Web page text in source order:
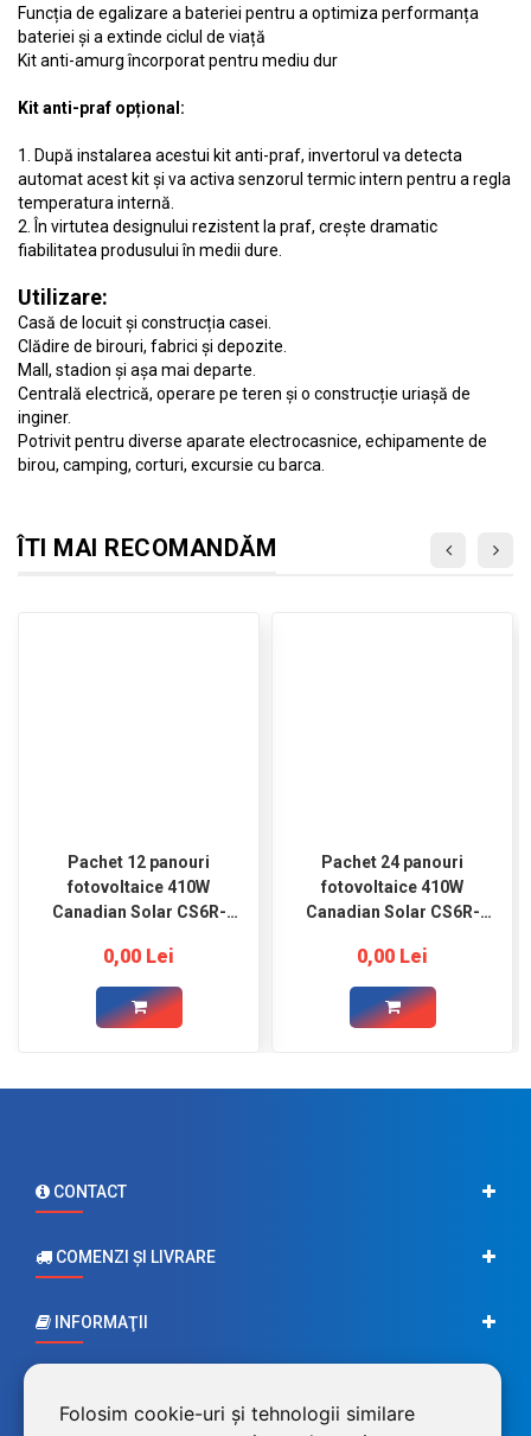
Folosim cookie-uri și tehnologii similare
Funcția de egalizare a bateriei pentru a optimiza performanța
bateriei și a extinde ciclul de viață
Kit anti-amurg încorporat pentru mediu dur
Kit anti-praf opțional:
1. După instalarea acestui kit anti-praf, invertorul va detecta
automat acest kit și va activa senzorul termic intern pentru a regla
temperatura internă.
2. În virtutea designului rezistent la praf, crește dramatic
fiabilitatea produsului în medii dure.
Utilizare:
Casă de locuit și construcția casei.
Clădire de birouri, fabrici și depozite.
Mall, stadion și așa mai departe.
Centrală electrică, operare pe teren și o construcție uriașă de
inginer.
Potrivit pentru diverse aparate electrocasnice, echipamente de
birou, camping, corturi, excursie cu barca.
ÎTI MAI RECOMANDĂM
Pachet 12 panouri
fotovoltaice 410W
Canadian Solar CS6R-
0,00 Lei
Pachet 24 panouri
fotovoltaice 410W
Canadian Solar CS6R-
0,00 Lei
CONTACT
COMENZI ŞI LIVRARE
INFORMAŢII